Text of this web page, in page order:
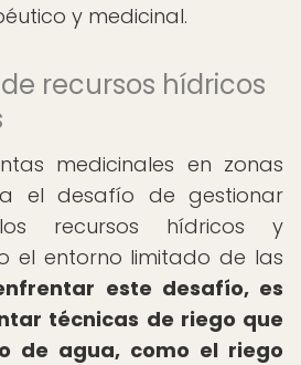
y medicinal.
recursos hídricos
medicinales en zonas
el desafío de gestionar
los recursos hídricos y
el entorno limitado de las
este desafío, es
técnicas de riego que
de agua, como el riego